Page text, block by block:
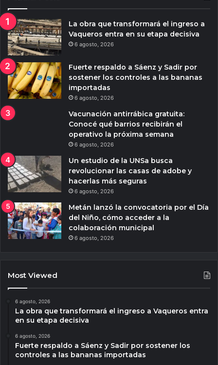
La obra que transformará el ingreso a
Vaqueros entra en su etapa decisiva
6 agosto, 2026
Fuerte respaldo a Sáenz y Sadir por
sostener los controles a las bananas
importadas
6 agosto, 2026
Vacunación antirrábica gratuita:
Conocé qué barrios recibirán el
operativo la próxima semana
6 agosto, 2026
Un estudio de la UNSa busca
revolucionar las casas de adobe y
hacerlas más seguras
6 agosto, 2026
Metán lanzó la convocatoria por el Día
del Niño, cómo acceder a la
colaboración municipal
6 agosto, 2026
Most Viewed
6 agosto, 2026
La obra que transformará el ingreso a Vaqueros entra
en su etapa decisiva
6 agosto, 2026
Fuerte respaldo a Sáenz y Sadir por sostener los
controles a las bananas importadas